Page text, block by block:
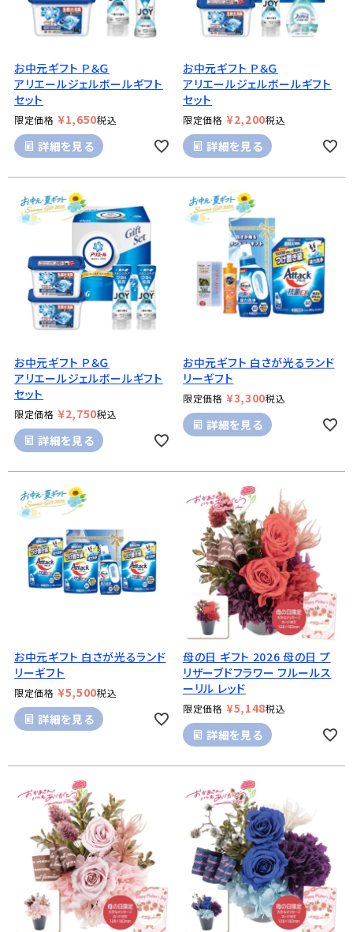
お中元ギフト Ｐ＆Ｇ
アリエールジェルボールギフト
セット
限定価格 ¥1,650税込
詳細を見る
お中元ギフト Ｐ＆Ｇ
アリエールジェルボールギフト
セット
限定価格 ¥2,200税込
詳細を見る
お中元ギフト Ｐ＆Ｇ
アリエールジェルボールギフト
セット
限定価格 ¥2,750税込
詳細を見る
お中元ギフト 白さが光るランド
リーギフト
限定価格 ¥3,300税込
詳細を見る
お中元ギフト 白さが光るランド
リーギフト
限定価格 ¥5,500税込
詳細を見る
母の日 ギフト 2026 母の日 プ
リザーブドフラワー フルールス
ーリル レッド
限定価格 ¥5,148税込
詳細を見る